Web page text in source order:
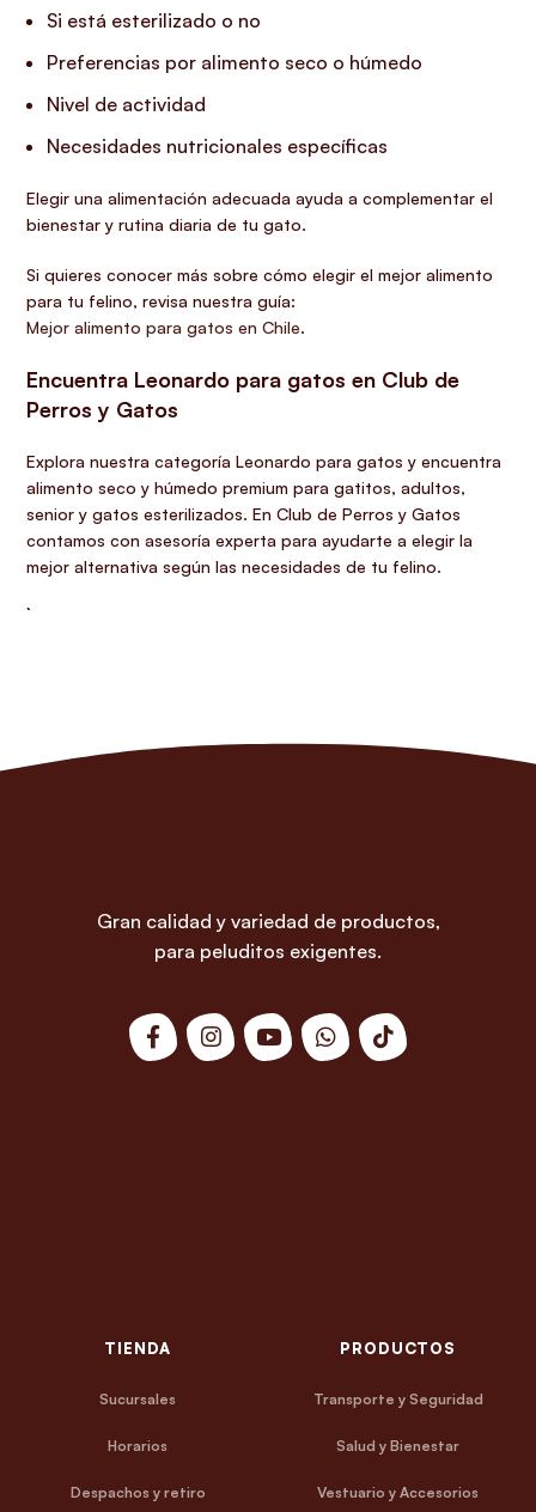
Si está esterilizado o no
Preferencias por alimento seco o húmedo
Nivel de actividad
Necesidades nutricionales específicas
Elegir una alimentación adecuada ayuda a complementar el
bienestar y rutina diaria de tu gato.
Si quieres conocer más sobre cómo elegir el mejor alimento
para tu felino, revisa nuestra guía:
Mejor alimento para gatos en Chile.
Encuentra Leonardo para gatos en Club de
Perros y Gatos
Explora nuestra categoría Leonardo para gatos y encuentra
alimento seco y húmedo premium para gatitos, adultos,
senior y gatos esterilizados. En Club de Perros y Gatos
contamos con asesoría experta para ayudarte a elegir la
mejor alternativa según las necesidades de tu felino.
Gran calidad y variedad de productos,
para peluditos exigentes.
TIENDA
Sucursales
Horarios
Despachos y retiro
PRODUCTOS
Transporte y Seguridad
Salud y Bienestar
Vestuario y Accesorios